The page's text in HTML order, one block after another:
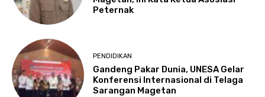
Peternak
PENDIDIKAN
Gandeng Pakar Dunia, UNESA Gelar
Konferensi Internasional di Telaga
Sarangan Magetan